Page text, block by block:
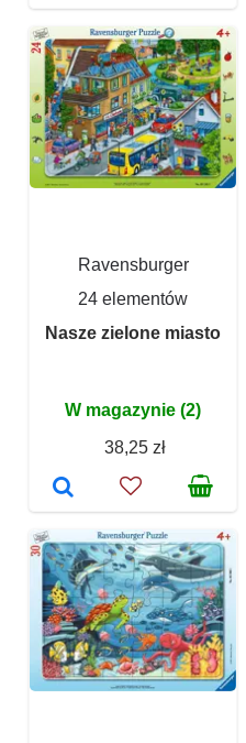
Ravensburger
24 elementów
Nasze zielone miasto
W magazynie (2)
38,25 zł